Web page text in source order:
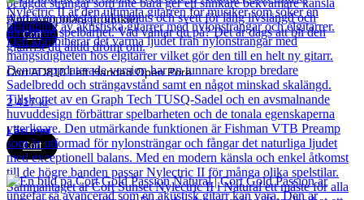
Andra populära produkter
Cort
Cort AD810 Left Handed Open Pore
2 417kr
Läs mer
Cort